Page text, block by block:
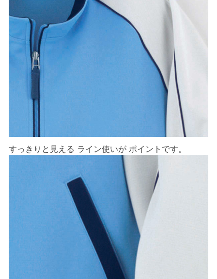
すっきりと見える ライン使いが ポイントです。